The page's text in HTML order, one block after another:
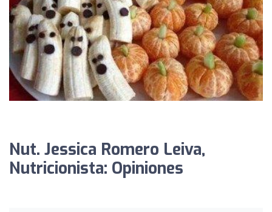
Nut. Jessica Romero Leiva,
Nutricionista: Opiniones